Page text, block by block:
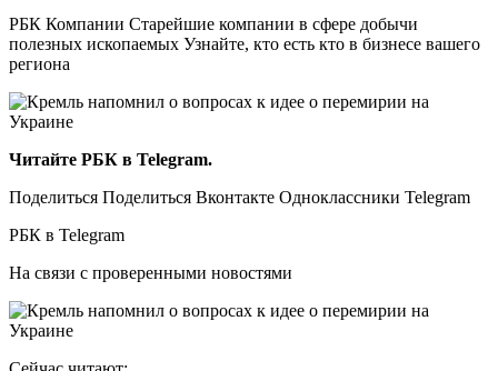
РБК Компании Старейшие компании в сфере добычи
полезных ископаемых Узнайте, кто есть кто в бизнесе вашего
региона
Читайте РБК в Telegram.
Поделиться Поделиться Вконтакте Одноклассники Telegram
РБК в Telegram
На связи с проверенными новостями